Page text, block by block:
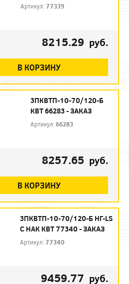
Артикул:77339
8215.29 руб.
В КОРЗИНУ
3ПКВТП-10-70/120-Б
КВТ 66283 - ЗАКАЗ
Артикул:66283
8257.65 руб.
В КОРЗИНУ
3ПКВТП-10-70/120-Б НГ-LS
С НАК КВТ 77340 - ЗАКАЗ
Артикул:77340
9459.77 руб.